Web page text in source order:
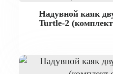
Надувной каяк
Turtle-2